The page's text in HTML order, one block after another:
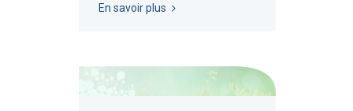
En savoir plus